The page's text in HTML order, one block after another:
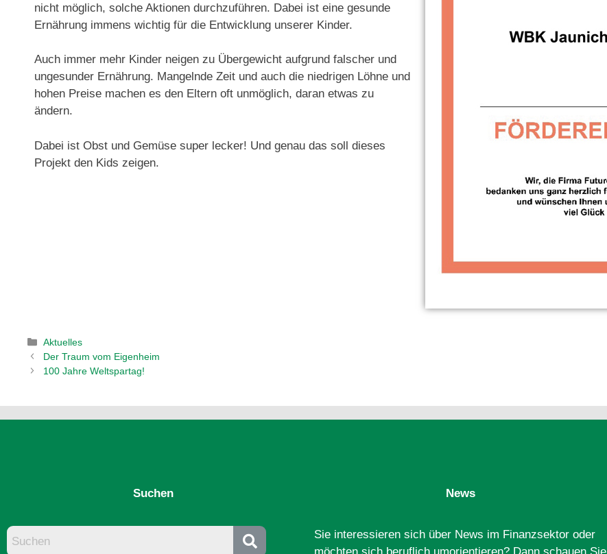
nicht möglich, solche Aktionen durchzuführen. Dabei ist eine gesunde
Ernährung immens wichtig für die Entwicklung unserer Kinder.
Auch immer mehr Kinder neigen zu Übergewicht aufgrund falscher und
ungesunder Ernährung. Mangelnde Zeit und auch die niedrigen Löhne und
hohen Preise machen es den Eltern oft unmöglich, daran etwas zu
ändern.
Dabei ist Obst und Gemüse super lecker! Und genau das soll dieses
Projekt den Kids zeigen.
Aktuelles
Der Traum vom Eigenheim
100 Jahre Weltspartag!
Suchen News
Sie interessieren sich über News im Finanzsektor oder